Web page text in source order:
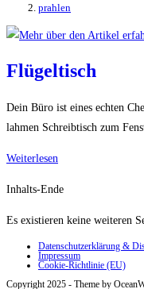
das
aus-
einzuklappen
prahlen
Flügeltisch
Dein Büro ist eines echten
lahmen Schreibtisch zum
Weiterlesen
Inhalts-Ende
Es existieren keine weiteren
Datenschutzerklärung &
Impressum
Cookie-Richtlinie (EU)
Copyright 2025 - Theme by